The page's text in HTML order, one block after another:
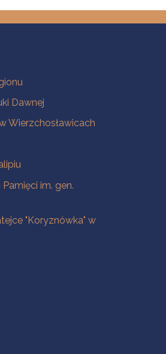
Dawnej
Wierzchosławicach
im. gen.
"Koryznówka" w